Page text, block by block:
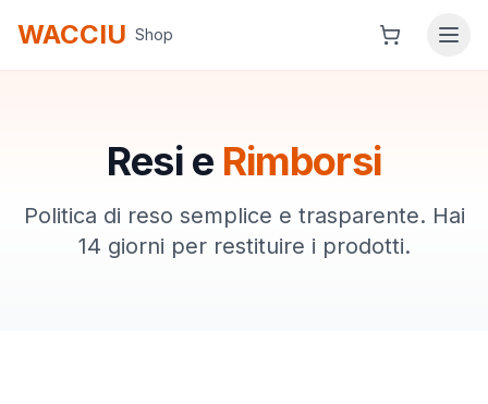
WACCIU Shop
Resi e Rimborsi
Politica di reso semplice e trasparente. Hai
14 giorni per restituire i prodotti.